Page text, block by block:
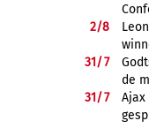
2/8
31/7
de
31/7